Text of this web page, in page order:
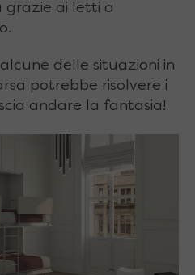
grazie ai letti a
delle situazioni in
potrebbe risolvere i
andare la fantasia!